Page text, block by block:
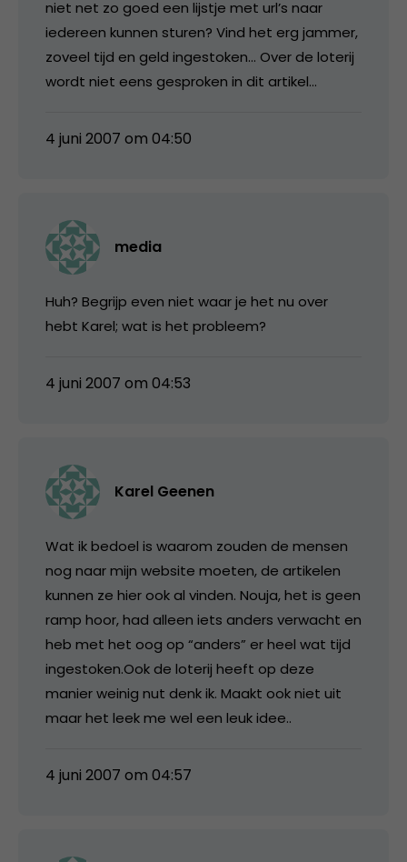
niet net zo goed een lijstje met url’s naar
iedereen kunnen sturen? Vind het erg jammer,
zoveel tijd en geld ingestoken… Over de loterij
wordt niet eens gesproken in dit artikel…
4 juni 2007 om 04:50
media
Huh? Begrijp even niet waar je het nu over
hebt Karel; wat is het probleem?
4 juni 2007 om 04:53
Karel Geenen
Wat ik bedoel is waarom zouden de mensen
nog naar mijn website moeten, de artikelen
kunnen ze hier ook al vinden. Nouja, het is geen
ramp hoor, had alleen iets anders verwacht en
heb met het oog op “anders” er heel wat tijd
ingestoken.Ook de loterij heeft op deze
manier weinig nut denk ik. Maakt ook niet uit
maar het leek me wel een leuk idee..
4 juni 2007 om 04:57